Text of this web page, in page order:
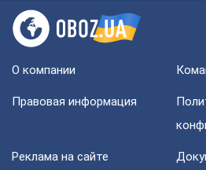
О компании
Правовая информация
Реклама на сайте